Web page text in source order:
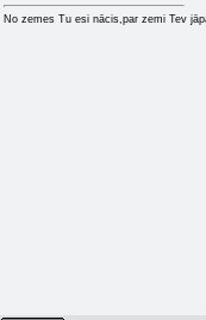
No zemes Tu esi nācis,par zemi Tev